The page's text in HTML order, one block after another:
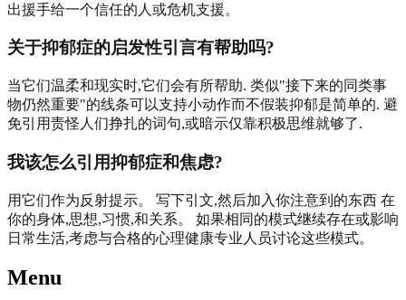
出援手给一个信任的人或危机支援。
关于抑郁症的启发性引言有帮助吗?
当它们温柔和现实时,它们会有所帮助. 类似"接下来的同类事
物仍然重要"的线条可以支持小动作而不假装抑郁是简单的. 避
免引用责怪人们挣扎的词句,或暗示仅靠积极思维就够了.
我该怎么引用抑郁症和焦虑?
用它们作为反射提示。 写下引文,然后加入你注意到的东西 在
你的身体,思想,习惯,和关系。 如果相同的模式继续存在或影响
日常生活,考虑与合格的心理健康专业人员讨论这些模式。
Menu